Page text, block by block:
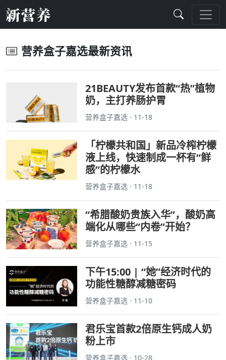
营养盒子嘉选最新资讯
21BEAUTY发布首款“热”植物
奶，主打养肠护胃
营养盒子嘉选 · 11-18
「柠檬共和国」新品冷榨柠檬
液上线，快速制成一杯有“鲜
感”的柠檬水
营养盒子嘉选 · 11-18
“希腊酸奶贵族入华”，酸奶高
端化从哪些“内卷”开始？
营养盒子嘉选 · 11-15
下午15:00 | “她”经济时代的
功能性糖醇减糖密码
营养盒子嘉选 · 11-10
君乐宝首款2倍原生钙成人奶
粉上市
营养盒子嘉选 · 10-28